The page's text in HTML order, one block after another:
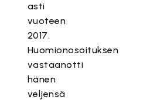
asti
vuoteen
2017.
Huomionosoituksen
vastaanotti
hänen
veljensä